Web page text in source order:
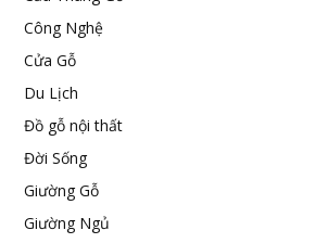
Công Nghệ
Cửa Gỗ
Du Lịch
Đồ gỗ nội thất
Đời Sống
Giường Gỗ
Giường Ngủ